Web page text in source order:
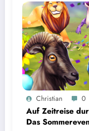
Christian 0
Auf Zeitreise
Das